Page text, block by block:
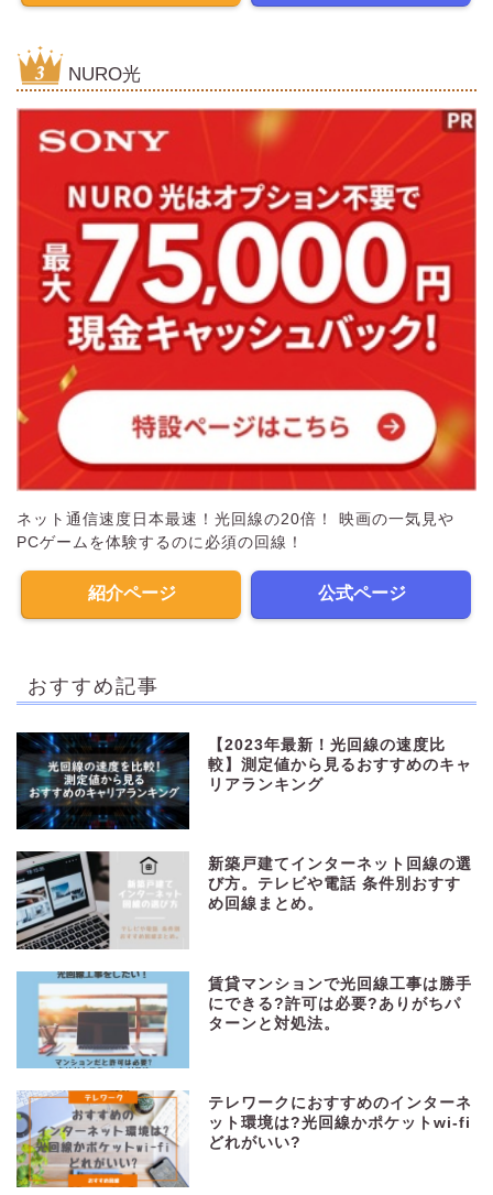
NURO光
ネット通信速度日本最速！光回線の20倍！ 映画の一気見や
PCゲームを体験するのに必須の回線！
紹介ページ 公式ページ
おすすめ記事
【2023年最新！光回線の速度比
較】測定値から見るおすすめのキャ
リアランキング
新築戸建てインターネット回線の選
び方。テレビや電話 条件別おすす
め回線まとめ。
賃貸マンションで光回線工事は勝手
にできる?許可は必要?ありがちパ
ターンと対処法。
テレワークにおすすめのインターネ
ット環境は?光回線かポケットwi-fi
どれがいい?